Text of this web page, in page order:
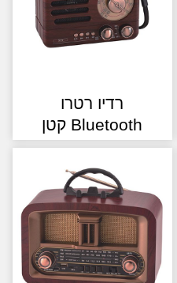
רדיו רטרו
Bluetooth קטן